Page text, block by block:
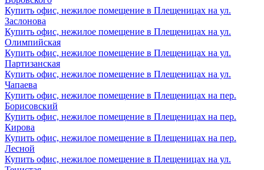
Купить офис, нежилое помещение в Плещеницах на ул.
Заслонова
Купить офис, нежилое помещение в Плещеницах на ул.
Олимпийская
Купить офис, нежилое помещение в Плещеницах на ул.
Партизанская
Купить офис, нежилое помещение в Плещеницах на ул.
Чапаева
Купить офис, нежилое помещение в Плещеницах на пер.
Борисовский
Купить офис, нежилое помещение в Плещеницах на пер.
Кирова
Купить офис, нежилое помещение в Плещеницах на пер.
Лесной
Купить офис, нежилое помещение в Плещеницах на ул.